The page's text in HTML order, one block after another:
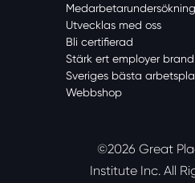
Medarbetarundersökning
Utvecklas med oss
Bli certifierad
Stärk ert employer brand
Sveriges bästa
Webbshop
©2026 Great
Institute Inc. All